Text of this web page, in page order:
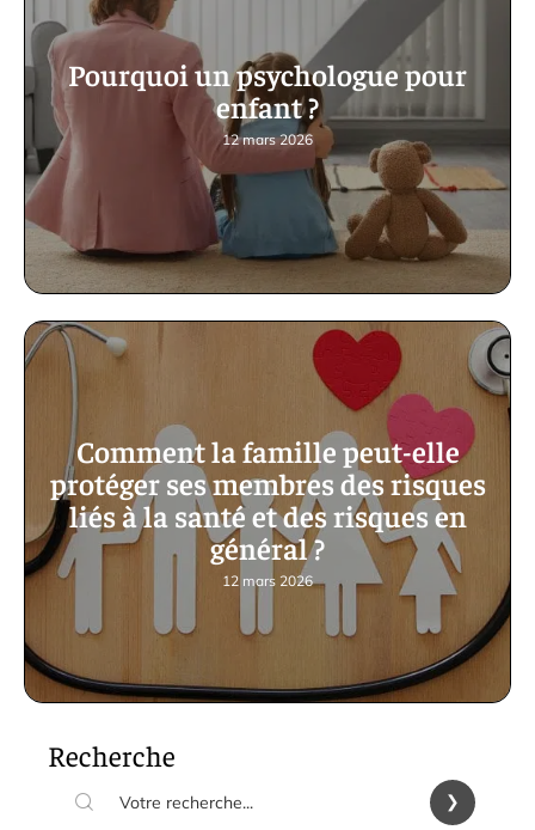
Pourquoi un psychologue pour
enfant ?
12 mars 2026
Comment la famille peut-elle
protéger ses membres des risques
liés à la santé et des risques en
général ?
12 mars 2026
Recherche